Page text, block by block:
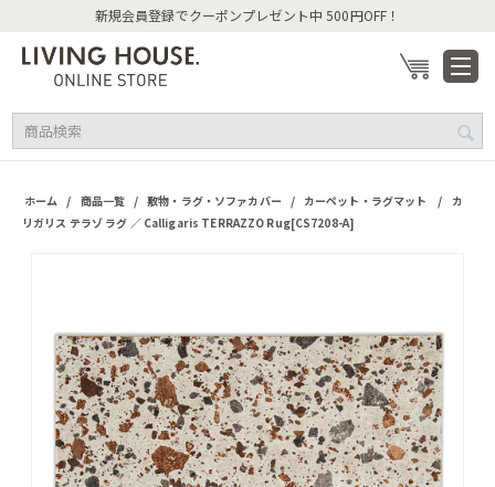
新規会員登録でクーポンプレゼント中 500円OFF！
ホーム / 商品一覧 / 敷物・ラグ・ソファカバー / カーペット・ラグマット /
カ
リガリス テラゾ ラグ ／ Calligaris TERRAZZO Rug[CS7208-A]